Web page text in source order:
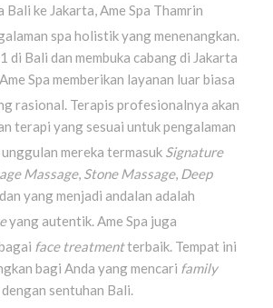
Bali ke Jakarta, Ame Spa Thamrin
spa holistik yang menenangkan.
di Bali dan membuka cabang di Jakarta
Spa memberikan layanan luar biasa
rasional. Terapis profesionalnya akan
terapi yang sesuai untuk pengalaman
unggulan mereka termasuk Signature
Massage, Stone Massage, Deep
yang menjadi andalan adalah
yang autentik. Ame Spa juga
face treatmentterbaik. Tempat ini
bagi Anda yang mencari family
sentuhan Bali.